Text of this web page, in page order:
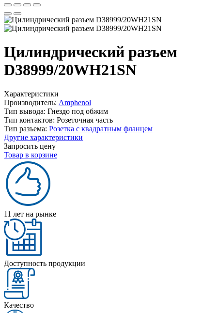
Цилиндрический разъем
D38999/20WH21SN
Характеристики
Производитель: Amphenol
Тип вывода: Гнездо под обжим
Тип контактов: Розеточная часть
Тип разъема: Розетка с квадратным фланцем
Другие характеристики
Запросить цену
Товар в корзине
11 лет на рынке
Доступность продукции
Качество